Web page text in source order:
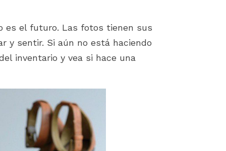
es el futuro. Las fotos tienen sus
y sentir. Si aún no está haciendo
inventario y vea si hace una